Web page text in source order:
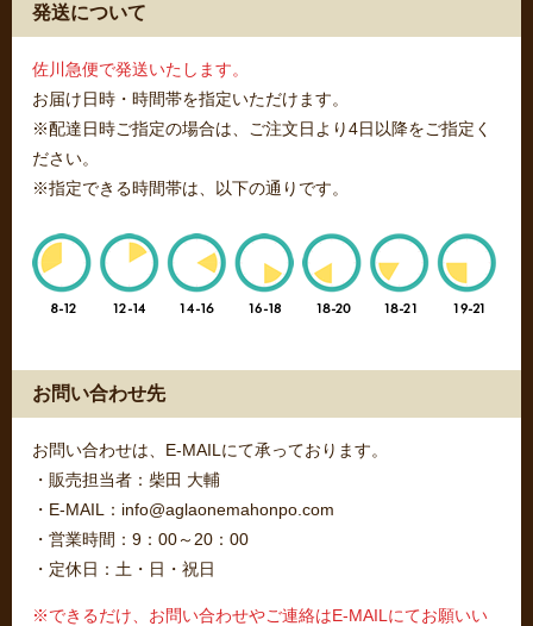
発送について
佐川急便で発送いたします。
お届け日時・時間帯を指定いただけます。
※配達日時ご指定の場合は、ご注文日より4日以降をご指定く
ださい。
※指定できる時間帯は、以下の通りです。
お問い合わせ先
お問い合わせは、E-MAILにて承っております。
・販売担当者：柴田 大輔
・E-MAIL：info@aglaonemahonpo.com
・営業時間：9：00～20：00
・定休日：土・日・祝日
※できるだけ、お問い合わせやご連絡はE-MAILにてお願いい